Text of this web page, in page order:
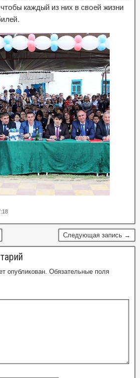
каждый из них в своей жизни
Следующая запись →
опубликован. Обязательные поля